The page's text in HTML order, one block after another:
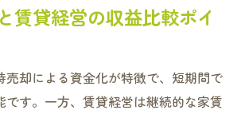
賃貸経営の収益比較ポイ
売却による資金化が特徴で、短期間で
です。一方、賃貸経営は継続的な家賃